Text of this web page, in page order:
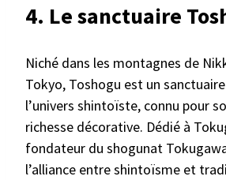
4. Le sanctuaire
Niché dans les montagnes de
Tokyo, Toshogu est un
l’univers shintoïste, connu pour
richesse décorative. Dédié à
fondateur du shogunat
l’alliance entre shintoïsme et